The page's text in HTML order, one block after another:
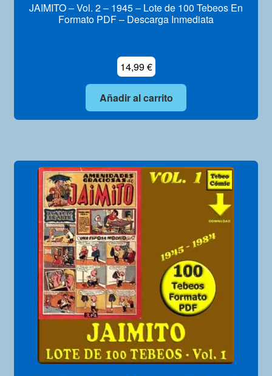
JAIMITO – Vol. 2 – 1945 – Lote de 100 Tebeos En
Formato PDF – Descarga Inmediata
14,99€
Añadir al carrito